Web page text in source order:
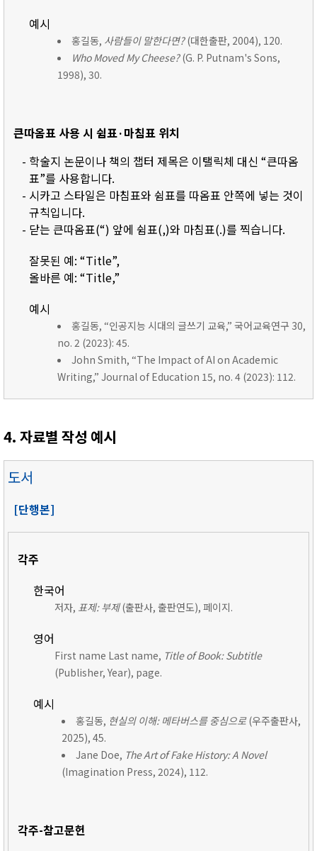
예시
홍길동, 사람들이 말한다면?(대한출판, 2004), 120.
Who Moved My Cheese?(G. P. Putnam's Sons,
1998), 30.
큰따옴표 사용 시 쉼표·마침표 위치
- 학술지 논문이나 책의 챕터 제목은 이탤릭체 대신 “큰따옴
표”를 사용합니다.
- 시카고 스타일은 마침표와 쉼표를 따옴표 안쪽에 넣는 것이
규칙입니다.
- 닫는 큰따옴표(“) 앞에 쉼표(,)와 마침표(.)를 찍습니다.
잘못된 예: “Title”,
올바른 예: “Title,”
예시
홍길동, “인공지능 시대의 글쓰기 교육,” 국어교육연구 30,
no. 2 (2023): 45.
John Smith, “The Impact of AI on Academic
Writing,” Journal of Education 15, no. 4 (2023): 112.
4. 자료별 작성 예시
도서
[단행본]
각주
한국어
저자, 표제: 부제(출판사, 출판연도), 페이지.
영어
First name Last name, Title of Book: Subtitle
(Publisher, Year), page.
예시
홍길동, 현실의 이해: 메타버스를 중심으로(우주출판사,
2025), 45.
Jane Doe, The Art of Fake History: A Novel
(Imagination Press, 2024), 112.
각주-참고문헌